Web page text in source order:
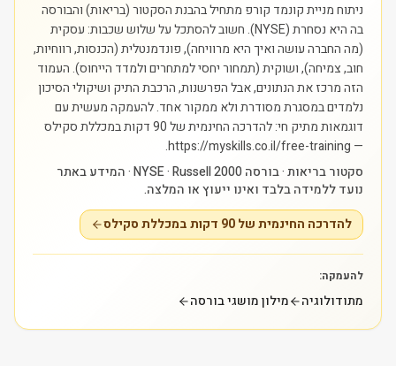
ניתוח מניית קונמד קורפ מתחיל בהבנת הסקטור (בריאות) והבורסה
בה היא נסחרת (NYSE). חשוב להסתכל על שלוש שכבות: עסקית
(מה החברה עושה ואיך היא מרוויחה), פונדמנטלית (הכנסות, רווחיות,
חוב, צמיחה), ושוקית (תמחור יחסי למתחרים ולמדד הייחוס). העמוד
הזה מרכז את הנתונים, אבל הפרשנות, הרכבת התיק ושיקולי הסיכון
נלמדים במסגרת מסודרת ולא ממקור אחד.להעמקה מעשית עם
דוגמאות מתיק חי: להדרכה החינמית של 90 דקות במכללת סקילס
— https://myskills.co.il/free-training.
סקטור בריאות · בורסה NYSE · Russell 2000 · המידע באתר
נועד ללמידה בלבד ואינו ייעוץ או המלצה.
להדרכה החינמית של 90 דקות במכללת סקילס
להעמקה:
מתודולוגיה מילון מושגי בורסה